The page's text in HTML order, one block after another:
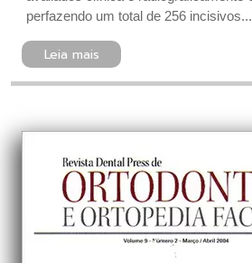
perfazendo um total de 256 incisivos...
Leia mais